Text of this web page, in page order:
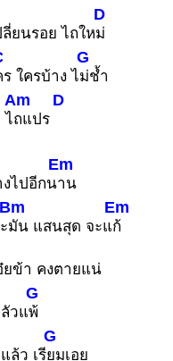
ยนรอย ไถให
D
ม่
ใครบ้าง ไ
G
ม่ช้ำ
ไ
Am
ถแปร
D
ไปอีกน
Em
าน
Bm
มัน แสนสุด จะแ
Em
ก้
ยข้า คงตายแน่
วแ
G
พ้
ล้ว เรี
G
ยมเอย